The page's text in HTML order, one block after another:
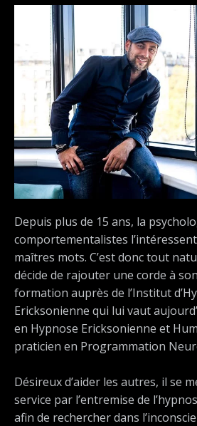
Depuis plus de 15 ans, la
comportementalistes
maîtres mots. C’est donc tout
décide de rajouter une corde à
formation auprès de l’Institut
Ericksonienne qui lui vaut
en Hypnose Ericksonienne et
praticien en Programmation
Désireux d’aider les autres, il se
service par l’entremise de
afin de rechercher dans